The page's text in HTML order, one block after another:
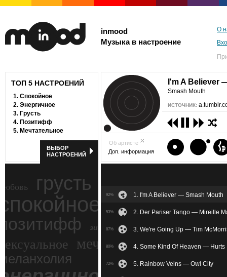
inmood
Музыка в настроение
О
ТОП 5 НАСТРОЕНИЙ
1. Спокойное
2. Энергичное
3. Грусть
4. Позитифф
5. Мечтательное
ВЫБОР
НАСТРОЕНИЙ
грусть
ностальгия
зимний экстрим
мечтательное
I'm A Believer
Smash Mouth
ИСТОЧНИК:
Об артисте
Доп. информация
92% 1. I'm A Believer — Smash Mouth
53% 2. Der Pariser Tango — Mireille
87% 3. We're Going Up — Tim
80% 4. Some Kind Of Heaven — Hurts
72% 5. Rainbow Veins — Owl City